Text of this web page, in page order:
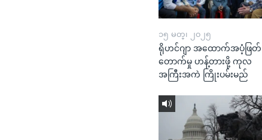
၁၅ မတ္၊ ၂၀၂၅
ရိုဟင်ဂျာ အထောက်အပံ့ဖြတ်
တောက်မှု ဟန့်တားဖို့ ကုလ
အကြီးအကဲ ကြိုးပမ်းမည်